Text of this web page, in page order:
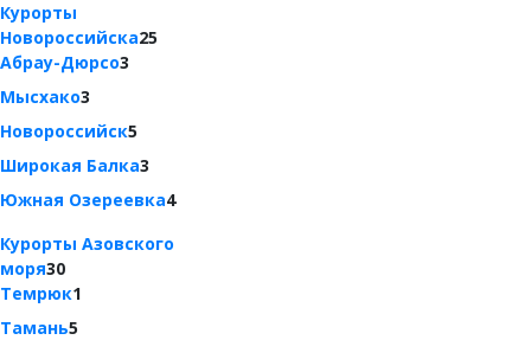
Курорты
Новороссийска25
Абрау-Дюрсо3
Мысхако3
Новороссийск5
Широкая Балка3
Южная Озереевка4
Курорты Азовского
моря30
Темрюк1
Тамань5